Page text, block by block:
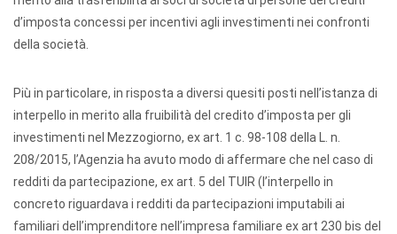
d’imposta concessi per incentivi agli investimenti nei confronti
della società.
Più in particolare, in risposta a diversi quesiti posti nell’istanza di
interpello in merito alla fruibilità del credito d’imposta per gli
investimenti nel Mezzogiorno, ex art. 1 c. 98-108 della L. n.
208/2015, l’Agenzia ha avuto modo di affermare che nel caso di
redditi da partecipazione, ex art. 5 del TUIR (l’interpello in
concreto riguardava i redditi da partecipazioni imputabili ai
familiari dell’imprenditore nell’impresa familiare ex art 230 bis del